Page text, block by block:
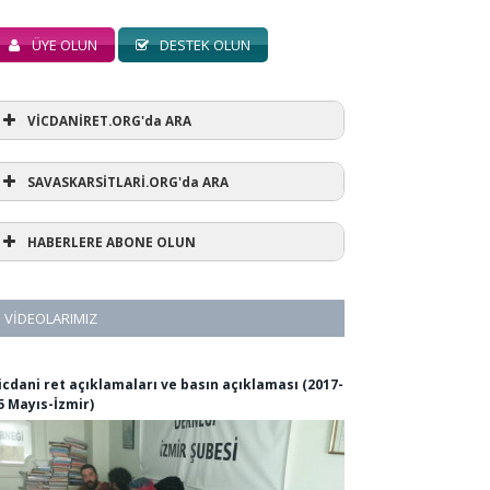
ÜYE OLUN DESTEK OLUN
VİCDANİRET.ORG'da ARA
SAVASKARSİTLARİ.ORG'da ARA
HABERLERE ABONE OLUN
VIDEOLARIMIZ
ret açıklamaları ve basın açıklaması (2017-
Mayıs-İzmir)